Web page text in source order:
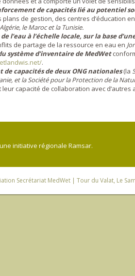
de capacités lié au potentiel
plans de gestion, des centres d’éducation
Algérie, le Maroc et la Tunisie.
l’eau à l’échelle locale, sur la base
de partage de la ressource en eau en
système d’inventaire de MedWet
.
de capacités de deux ONG nationales(la
et la Société pour la Protection de la
capacité de collaboration avec d’autres
initiative régionale Ramsar.
Secrétariat MedWet | Tour du Valat, Le